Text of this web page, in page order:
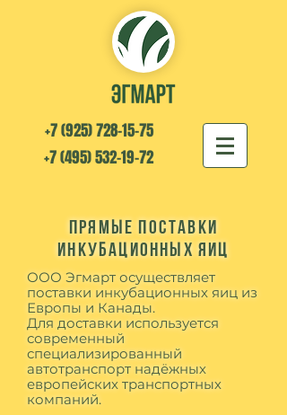
+7 (925) 728-15-75
+7 (495) 532-19-72
Прямые поставки
инкубационных яиц
ООО Эгмарт осуществляет
поставки инкубационных яиц из
Европы и Канады.
Для доставки используется
современный
специализированный
автотранспорт надёжных
европейских транспортных
компаний.